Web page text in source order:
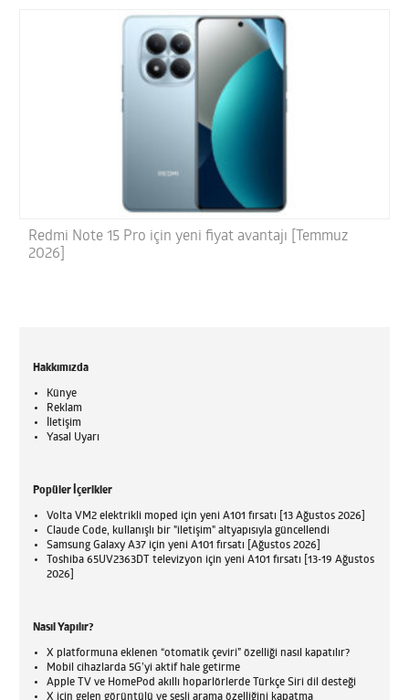
Redmi Note 15 Pro için yeni fiyat avantajı [Temmuz
2026]
Hakkımızda
Künye
Reklam
İletişim
Yasal Uyarı
Popüler İçerikler
Volta VM2 elektrikli moped için yeni A101 fırsatı [13 Ağustos 2026]
Claude Code, kullanışlı bir "iletişim" altyapısıyla güncellendi
Samsung Galaxy A37 için yeni A101 fırsatı [Ağustos 2026]
Toshiba 65UV2363DT televizyon için yeni A101 fırsatı [13-19 Ağustos
2026]
Nasıl Yapılır?
X platformuna eklenen “otomatik çeviri” özelliği nasıl kapatılır?
Mobil cihazlarda 5G’yi aktif hale getirme
Apple TV ve HomePod akıllı hoparlörlerde Türkçe Siri dil desteği
X için gelen görüntülü ve sesli arama özelliğini kapatma